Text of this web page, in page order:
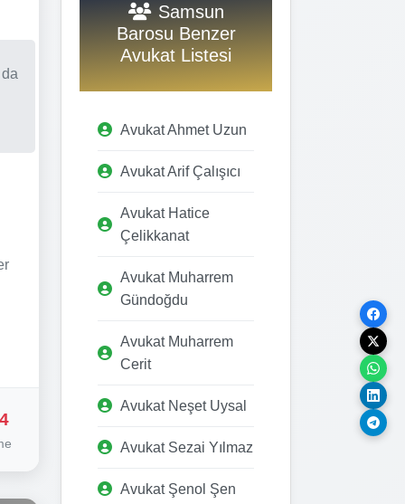
Samsun
Barosu Benzer
Avukat Listesi
Avukat Ahmet Uzun
Avukat Arif Çalışıcı
Avukat Hatice
Çelikkanat
Avukat Muharrem
Gündoğdu
Avukat Muharrem
Cerit
Avukat Neşet Uysal
Avukat Sezai Yılmaz
Avukat Şenol Şen